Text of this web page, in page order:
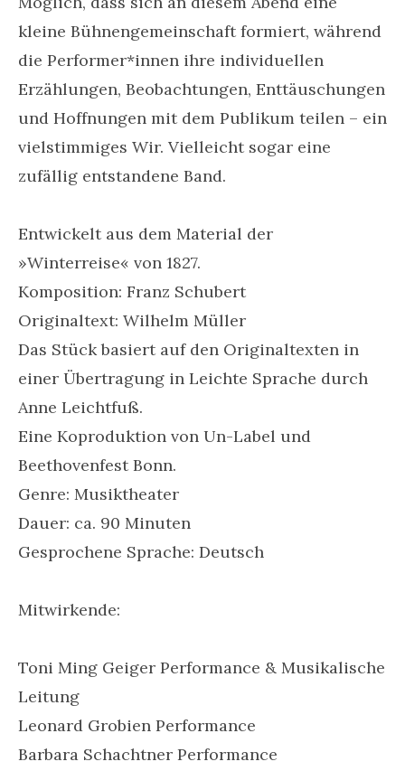
kleine Bühnengemeinschaft formiert, während
die Performer*innen ihre individuellen
Erzählungen, Beobachtungen, Enttäuschungen
und Hoffnungen mit dem Publikum teilen – ein
vielstimmiges Wir. Vielleicht sogar eine
zufällig entstandene Band.
Entwickelt aus dem Material der
»Winterreise« von 1827.
Komposition: Franz Schubert
Originaltext: Wilhelm Müller
Das Stück basiert auf den Originaltexten in
einer Übertragung in Leichte Sprache durch
Anne Leichtfuß.
Eine Koproduktion von Un-Label und
Beethovenfest Bonn.
Genre: Musiktheater
Dauer: ca. 90 Minuten
Gesprochene Sprache: Deutsch
Mitwirkende:
Toni Ming Geiger Performance & Musikalische
Leitung
Leonard Grobien Performance
Barbara Schachtner Performance